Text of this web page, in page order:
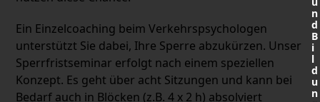
Ein Einzelcoaching beim Verkehrspsychologen
unterstützt Sie dabei, Ihre Sperre abzukürzen. Unser
Sperrfristseminar erfolgt nach einem speziellen
Konzept. Es geht über acht Sitzungen und kann bei
Bedarf auch in Blöcken (z.B. 4 x 2 h) absolviert
n
d
B
i
l
d
u
n